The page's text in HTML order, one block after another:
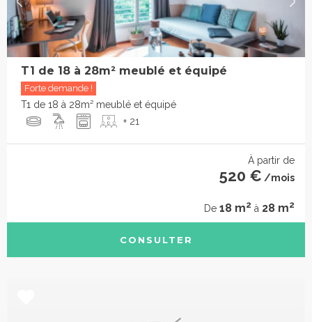
T1 de 18 à 28m² meublé et équipé
Forte demande !
T1 de 18 à 28m² meublé et équipé
+ 21
À partir de
520 € /mois
De 18 m2 à 28 m2
CONSULTER